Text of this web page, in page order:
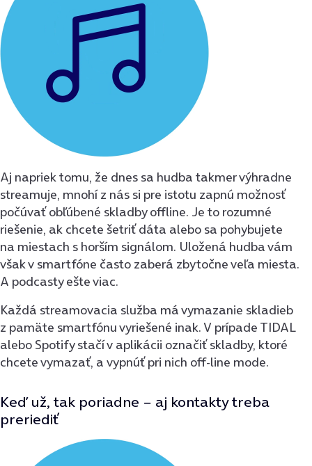
Aj napriek tomu, že dnes sa hudba takmer výhradne
streamuje, mnohí z nás si pre istotu zapnú možnosť
počúvať obľúbené skladby offline. Je to rozumné
riešenie, ak chcete šetriť dáta alebo sa pohybujete
na miestach s horším signálom. Uložená hudba vám
však v smartfóne často zaberá zbytočne veľa miesta.
A podcasty ešte viac.
Každá streamovacia služba má vymazanie skladieb
z pamäte smartfónu vyriešené inak. V prípade TIDAL
alebo Spotify stačí v aplikácii označiť skladby, ktoré
chcete vymazať, a vypnúť pri nich off-line mode.
Keď už, tak poriadne − aj kontakty treba
preriediť